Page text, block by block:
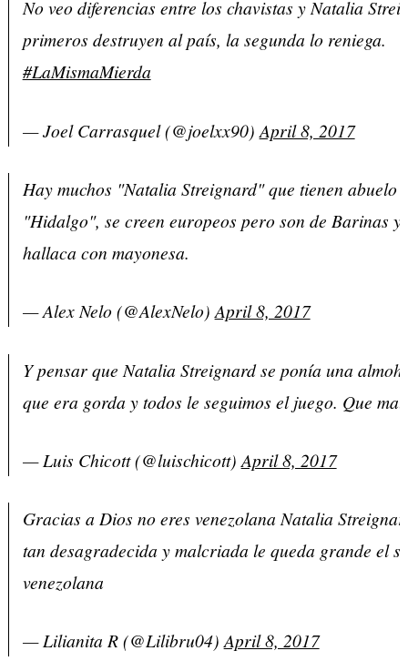
No veo diferencias entre los chavistas y Natalia
primeros destruyen al país, la segunda lo reniega.
#LaMismaMierda
— Joel Carrasquel (@joelxx90) April 8, 2017
Hay muchos "Natalia Streignard" que tienen abuelo
"Hidalgo", se creen europeos pero son de Barinas y
hallaca con mayonesa.
— Alex Nelo (@AlexNelo)April 8, 2017
Y pensar que Natalia Streignard se ponía una
que era gorda y todos le seguimos el juego. Que
— Luis Chicott (@luischicott) April 8, 2017
Gracias a Dios no eres venezolana Natalia
tan desagradecida y malcriada le queda grande el
venezolana
— Lilianita R (@Lilibru04)April 8, 2017